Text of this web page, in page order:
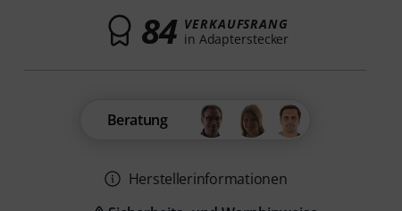
84 VERKAUFSRANG
in Adapterstecker
Beratung
Herstellerinformationen